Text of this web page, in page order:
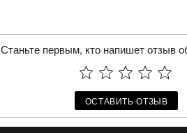
Станьте первым, кто напишет отзыв
ОСТАВИТЬ ОТЗЫВ